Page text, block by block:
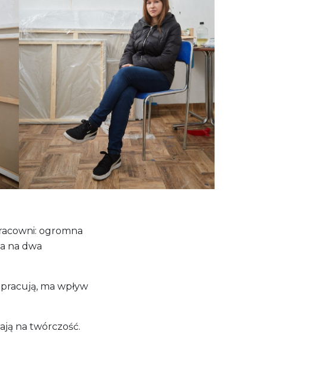
ogromna
na dwa
ma wpływ
na twórczość.